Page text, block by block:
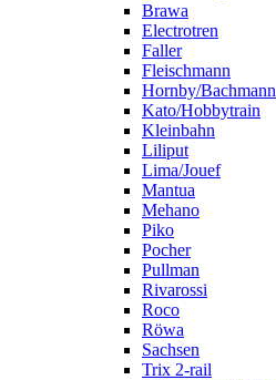
Brawa
Electrotren
Faller
Fleischmann
Hornby/Bachmann
Kato/Hobbytrain
Kleinbahn
Liliput
Lima/Jouef
Mantua
Mehano
Piko
Pocher
Pullman
Rivarossi
Roco
Röwa
Sachsen
Trix 2-rail